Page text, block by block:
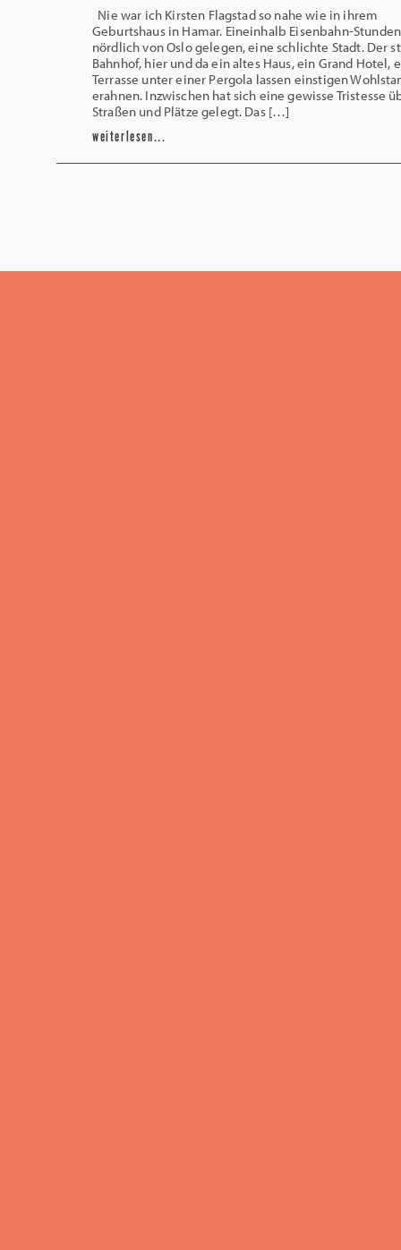
Nie war ich Kirsten Flagstad so nahe wie in ihrem
Geburtshaus in Hamar. Eineinhalb Eisenbahn-Stunden
nördlich von Oslo gelegen, eine schlichte Stadt. Der
Bahnhof, hier und da ein altes Haus, ein Grand Hotel,
Terrasse unter einer Pergola lassen einstigen
erahnen. Inzwischen hat sich eine gewisse Tristesse
Straßen und Plätze gelegt. Das […]
weiterlesen...